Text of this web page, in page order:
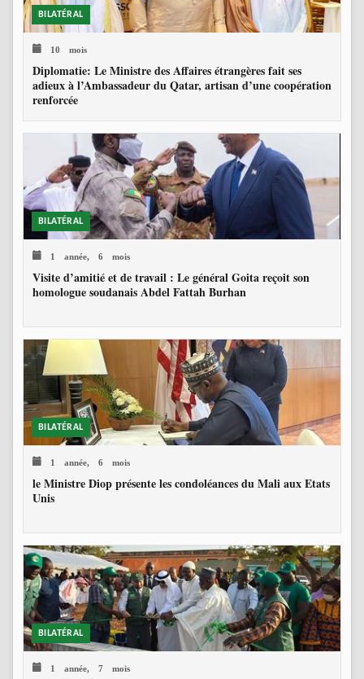
BILATÉRAL
10 mois
Diplomatie: Le Ministre des Affaires étrangères fait ses
adieux à l’Ambassadeur du Qatar, artisan d’une coopération
renforcée
BILATÉRAL
1 année, 6 mois
Visite d’amitié et de travail : Le général Goita reçoit son
homologue soudanais Abdel Fattah Burhan
BILATÉRAL
1 année, 6 mois
le Ministre Diop présente les condoléances du Mali aux Etats
Unis
BILATÉRAL
1 année, 7 mois